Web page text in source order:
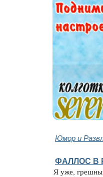
Юмор и
ФАЛЛОС В
Я уже,